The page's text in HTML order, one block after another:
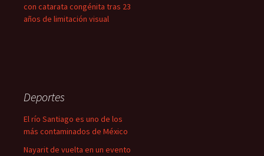
con catarata congénita tras 23
años de limitación visual
Deportes
El río Santiago es uno de los
más contaminados de México
Nayarit de vuelta en un evento